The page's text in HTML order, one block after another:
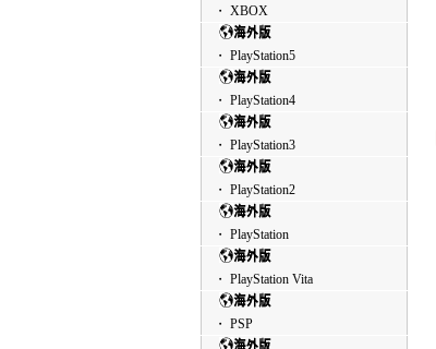
・ XBOX
・ PlayStation5
・ PlayStation4
・ PlayStation3
・ PlayStation2
・ PlayStation
・ PlayStation Vita
・ PSP